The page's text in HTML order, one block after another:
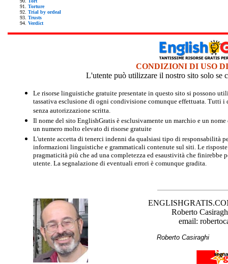
Torture
Trial by ordeal
Trusts
Verdict
CONDIZIONI DI USO
L'utente può utilizzare il nostro sito solo se
Le risorse linguistiche gratuite presentate in questo sito si possono
tassativa esclusione di ogni condivisione comunque effettuata. Tutti
senza autorizzazione scritta.
Il nome del sito EnglishGratis è esclusivamente un marchio e un
un numero molto elevato di risorse gratuite
L'utente accetta di tenerci indenni da qualsiasi tipo di responsabilità
informazioni linguistiche e grammaticali contenute sul siti. Le
pragmaticità più che ad una completezza ed esaustività che finirebbe
utente. La segnalazione di eventuali errori è comunque gradita.
Roberto
email:
Roberto